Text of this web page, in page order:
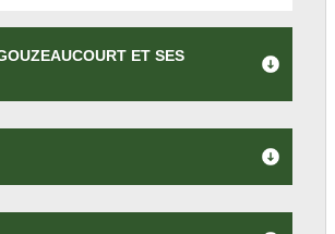
ET SES